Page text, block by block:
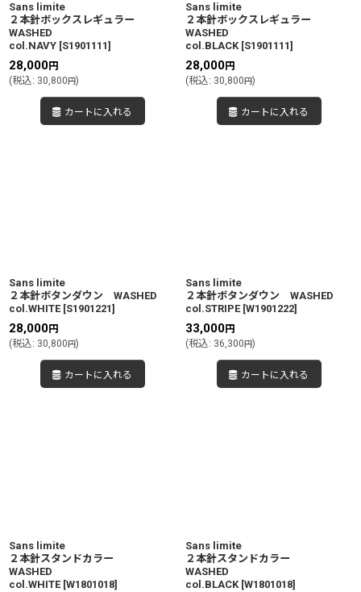
Sans limite
２本針ボックスレギュラー
WASHED
col.NAVY [S1901111]
28,000円
(税込: 30,800円)
カートに入れる
Sans limite
２本針ボックスレギュラー
WASHED
col.BLACK [S1901111]
28,000円
(税込: 30,800円)
カートに入れる
Sans limite
２本針ボタンダウン WASHED
col.WHITE [S1901221]
28,000円
(税込: 30,800円)
カートに入れる
Sans limite
２本針ボタンダウン WASHED
col.STRIPE [W1901222]
33,000円
(税込: 36,300円)
カートに入れる
Sans limite
２本針スタンドカラー
WASHED
col.WHITE [W1801018]
Sans limite
２本針スタンドカラー
WASHED
col.BLACK [W1801018]